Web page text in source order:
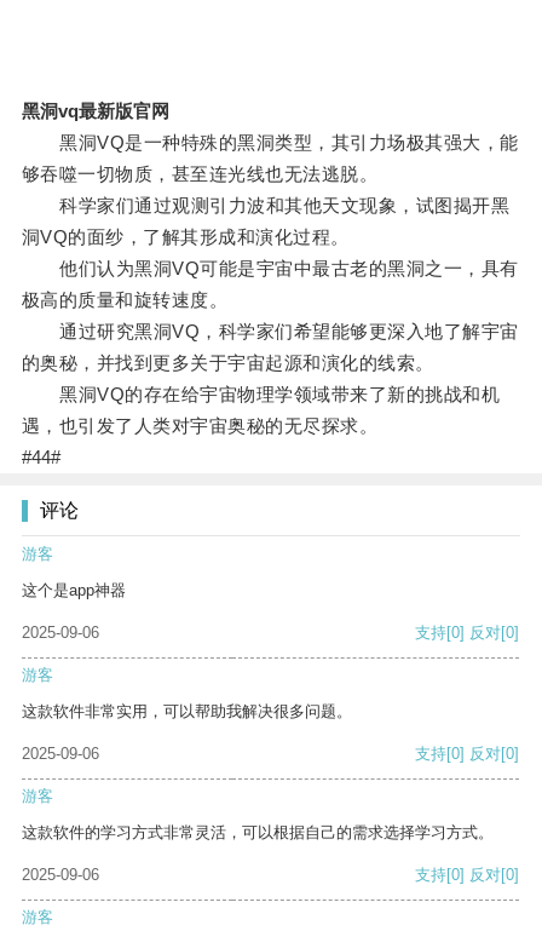
黑洞vq最新版官网
黑洞VQ是一种特殊的黑洞类型，其引力场极其强大，能
够吞噬一切物质，甚至连光线也无法逃脱。
科学家们通过观测引力波和其他天文现象，试图揭开黑
洞VQ的面纱，了解其形成和演化过程。
他们认为黑洞VQ可能是宇宙中最古老的黑洞之一，具有
极高的质量和旋转速度。
通过研究黑洞VQ，科学家们希望能够更深入地了解宇宙
的奥秘，并找到更多关于宇宙起源和演化的线索。
黑洞VQ的存在给宇宙物理学领域带来了新的挑战和机
遇，也引发了人类对宇宙奥秘的无尽探求。
#44#
评论
游客
这个是app神器
2025-09-06 支持[0] 反对[0]
游客
这款软件非常实用，可以帮助我解决很多问题。
2025-09-06 支持[0] 反对[0]
游客
这款软件的学习方式非常灵活，可以根据自己的需求选择学习方式。
2025-09-06 支持[0] 反对[0]
游客